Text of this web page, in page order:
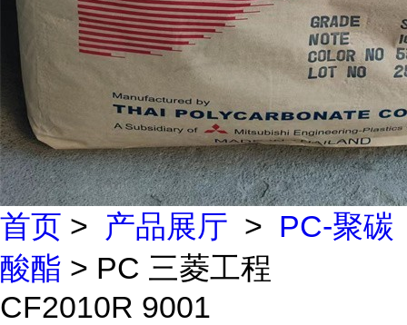
首页 > 产品展厅 > PC-聚碳
酸酯 > PC 三菱工程
CF2010R 9001